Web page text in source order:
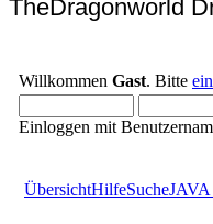
TheDragonworld
Willkommen Gast. Bitte
Einloggen mit
ÜbersichtHilfeSuche